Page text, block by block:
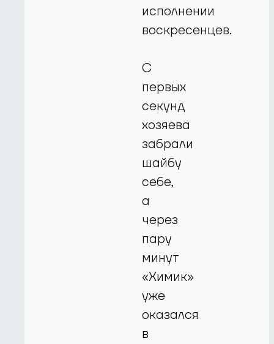
исполнении
воскресенцев.
С
первых
секунд
хозяева
забрали
шайбу
себе,
а
через
пару
минут
«Химик»
уже
оказался
в